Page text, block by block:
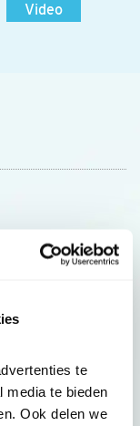
te
media te bieden
Ook delen we
Video
acties en tips